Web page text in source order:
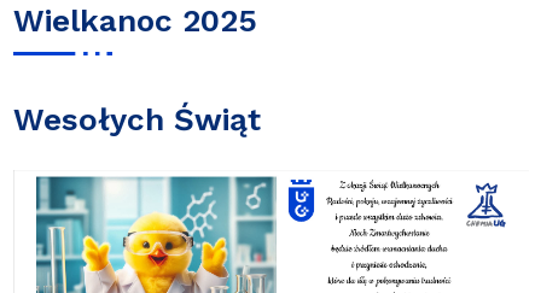
Wielkanoc 2025
Wesołych Świąt